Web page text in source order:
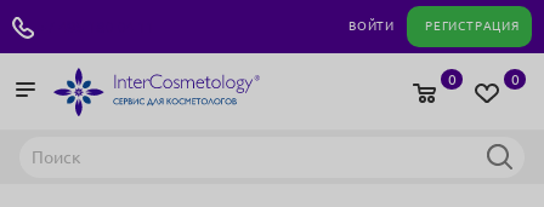
ВОЙТИ РЕГИСТРАЦИЯ
0
0